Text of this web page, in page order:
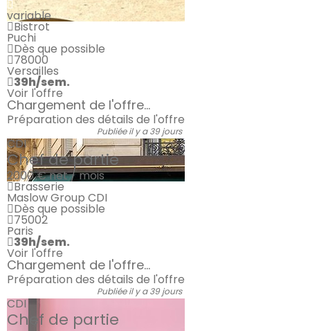
variable
Bistrot
Puchi
Dès que possible
78000
Versailles
39h/sem.
Voir l'offre
Chargement de l'offre...
Préparation des détails de l'offre
Publiée il y a 39 jours
CDI
Chef de partie
2000 €net / mois
Brasserie
Maslow Group CDI
Dès que possible
75002
Paris
39h/sem.
Voir l'offre
Chargement de l'offre...
Préparation des détails de l'offre
Publiée il y a 39 jours
CDI
Chef de partie